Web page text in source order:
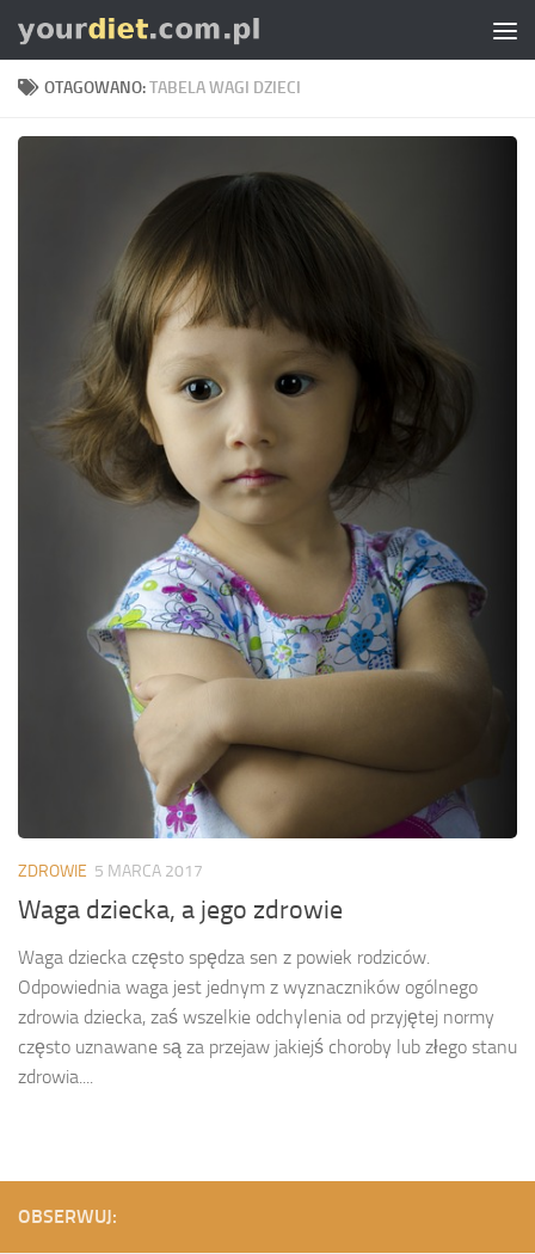
Skip to content
OTAGOWANO:TABELA WAGI DZIECI
ZDROWIE 5 MARCA 2017
Waga dziecka, a jego zdrowie
Waga dziecka często spędza sen z powiek rodziców.
Odpowiednia waga jest jednym z wyznaczników ogólnego
zdrowia dziecka, zaś wszelkie odchylenia od przyjętej normy
często uznawane są za przejaw jakiejś choroby lub złego stanu
zdrowia....
OBSERWUJ: